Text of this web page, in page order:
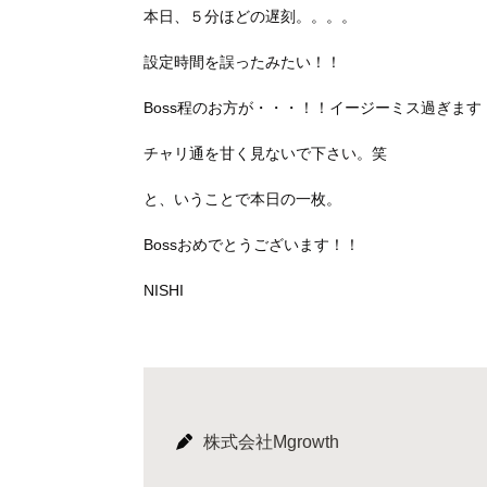
本日、５分ほどの遅刻。。。。
設定時間を誤ったみたい！！
Boss程のお方が・・・！！イージーミス過ぎます
チャリ通を甘く見ないで下さい。笑
と、いうことで本日の一枚。
Bossおめでとうございます！！
NISHI
株式会社Mgrowth